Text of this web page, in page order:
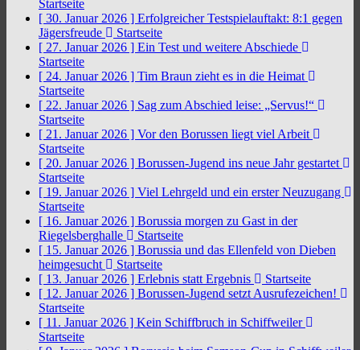
Startseite
[ 30. Januar 2026 ] Erfolgreicher Testspielauftakt: 8:1 gegen
Jägersfreude
Startseite
[ 27. Januar 2026 ] Ein Test und weitere Abschiede
Startseite
[ 24. Januar 2026 ] Tim Braun zieht es in die Heimat
Startseite
[ 22. Januar 2026 ] Sag zum Abschied leise: „Servus!“
Startseite
[ 21. Januar 2026 ] Vor den Borussen liegt viel Arbeit
Startseite
[ 20. Januar 2026 ] Borussen-Jugend ins neue Jahr gestartet
Startseite
[ 19. Januar 2026 ] Viel Lehrgeld und ein erster Neuzugang
Startseite
[ 16. Januar 2026 ] Borussia morgen zu Gast in der
Riegelsberghalle
Startseite
[ 15. Januar 2026 ] Borussia und das Ellenfeld von Dieben
heimgesucht
Startseite
[ 13. Januar 2026 ] Erlebnis statt Ergebnis
Startseite
[ 12. Januar 2026 ] Borussen-Jugend setzt Ausrufezeichen!
Startseite
[ 11. Januar 2026 ] Kein Schiffbruch in Schiffweiler
Startseite